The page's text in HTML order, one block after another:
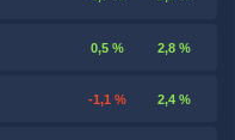
0,5 % 2,8 %
-1,1 % 2,4 %